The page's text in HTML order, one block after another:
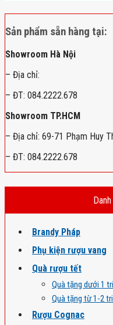
Sản phẩm sẵn hàng tại:
Showroom Hà Nội
– Địa chỉ:
– ĐT: 084.2222.678
Showroom TP.HCM
– Địa chỉ: 69-71 Phạm Huy
– ĐT: 084.2222.678
Brandy Pháp
Phụ kiện rượu vang
Quà rượu tết
Quà tặng dưới 1
Quà tặng từ 1-2
Rượu Cognac